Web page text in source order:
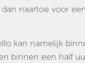
naartoe voor
kan namelijk
binnen een half